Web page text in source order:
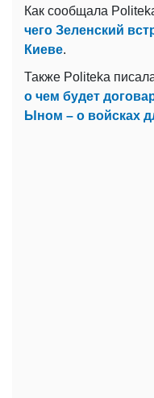
Как сообщала
чего Зеленский
Киеве.
Также Politeka
о чем будет
Ыном – о войсках